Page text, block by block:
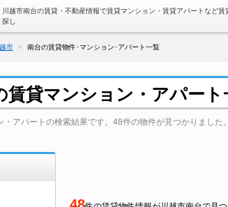
川越市南台の賃貸・不動産情報で賃貸マンション・賃貸アパートなど賃
探し
越市 南台の賃貸物件･マンション･アパート一覧
賃貸マンション・アパート
・アパートの検索結果です。48件の物件が見つかりまし
48